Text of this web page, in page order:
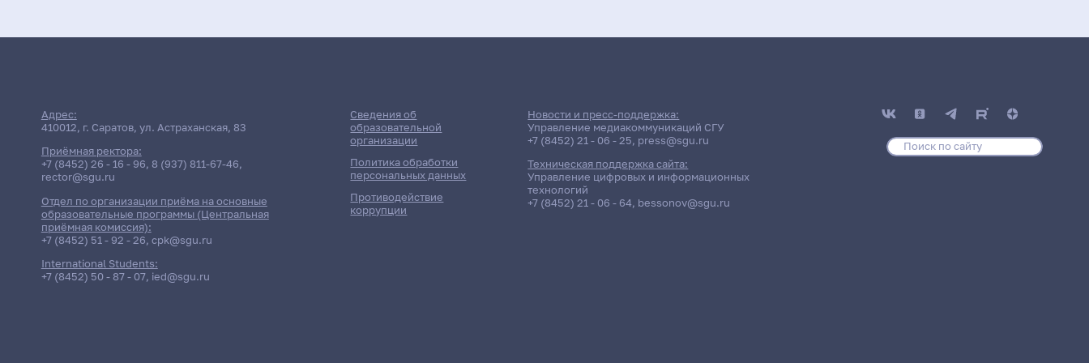
Адрес:
410012, г. Саратов, ул. Астраханская, 83
Приёмная ректора:
+7 (8452) 26 - 16 - 96, 8 (937) 811-67-46,
rector@sgu.ru
Отдел по организации приёма на основные
образовательные программы (Центральная
приёмная комиссия):
+7 (8452) 51 - 92 - 26, cpk@sgu.ru
International Students:
+7 (8452) 50 - 87 - 07, ied@sgu.ru
Сведения об
образовательной
организации
Политика обработки
персональных данных
Противодействие
коррупции
Новости и пресс-поддержка:
Управление медиакоммуникаций СГУ
+7 (8452) 21 - 06 - 25, press@sgu.ru
Техническая поддержка сайта:
Управление цифровых и информационных
технологий
+7 (8452) 21 - 06 - 64, bessonov@sgu.ru